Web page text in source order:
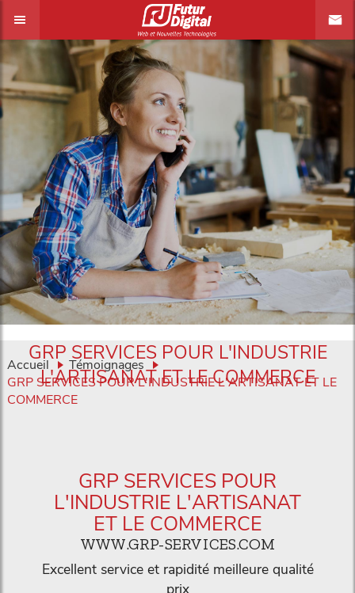
Accueil
Témoignages
GRP SERVICES POUR L'INDUSTRIE L'ARTISANAT ET LE
COMMERCE
GRP SERVICES POUR L'INDUSTRIE
L'ARTISANAT ET LE COMMERCE
GRP SERVICES POUR
L'INDUSTRIE L'ARTISANAT
ET LE COMMERCE
WWW.GRP-SERVICES.COM
Excellent service et rapidité meilleure qualité
prix